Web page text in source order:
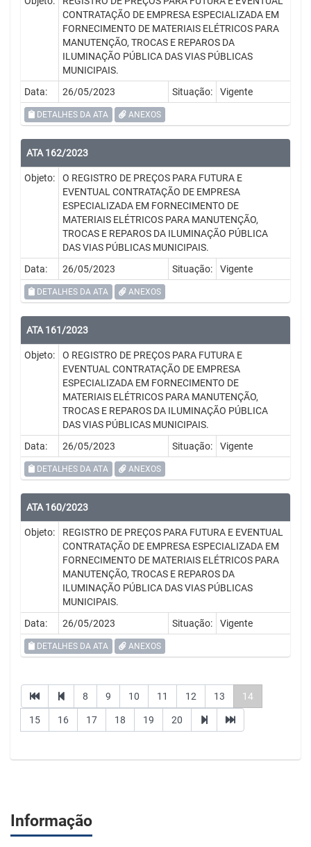
CONTRATAÇÃO DE EMPRESA ESPECIALIZADA EM
FORNECIMENTO DE MATERIAIS ELÉTRICOS PARA
MANUTENÇÃO, TROCAS E REPAROS DA
ILUMINAÇÃO PÚBLICA DAS VIAS PÚBLICAS
MUNICIPAIS.
Data:
26/05/2023 Situação: Vigente
DETALHES DA ATA ANEXOS
ATA 162/2023
Objeto:
O REGISTRO DE PREÇOS PARA FUTURA E
EVENTUAL CONTRATAÇÃO DE EMPRESA
ESPECIALIZADA EM FORNECIMENTO DE
MATERIAIS ELÉTRICOS PARA MANUTENÇÃO,
TROCAS E REPAROS DA ILUMINAÇÃO PÚBLICA
DAS VIAS PÚBLICAS MUNICIPAIS.
Data:
26/05/2023 Situação: Vigente
DETALHES DA ATA ANEXOS
ATA 161/2023
Objeto:
O REGISTRO DE PREÇOS PARA FUTURA E
EVENTUAL CONTRATAÇÃO DE EMPRESA
ESPECIALIZADA EM FORNECIMENTO DE
MATERIAIS ELÉTRICOS PARA MANUTENÇÃO,
TROCAS E REPAROS DA ILUMINAÇÃO PÚBLICA
DAS VIAS PÚBLICAS MUNICIPAIS.
Data:
26/05/2023 Situação: Vigente
DETALHES DA ATA ANEXOS
ATA 160/2023
Objeto:
REGISTRO DE PREÇOS PARA FUTURA E EVENTUAL
CONTRATAÇÃO DE EMPRESA ESPECIALIZADA EM
FORNECIMENTO DE MATERIAIS ELÉTRICOS PARA
MANUTENÇÃO, TROCAS E REPAROS DA
ILUMINAÇÃO PÚBLICA DAS VIAS PÚBLICAS
MUNICIPAIS.
Data:
26/05/2023 Situação: Vigente
DETALHES DA ATA ANEXOS
8 9 10 11 12 13 14
15 16 17 18 19 20
Informação